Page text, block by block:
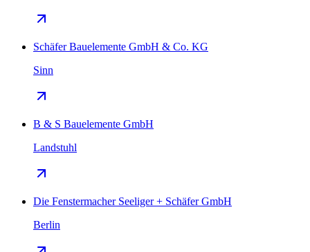
Schäfer Bauelemente GmbH & Co. KG
Sinn
B & S Bauelemente GmbH
Landstuhl
Die Fenstermacher Seeliger + Schäfer GmbH
Berlin